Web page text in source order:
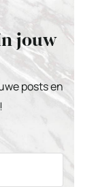
jouw
posts en